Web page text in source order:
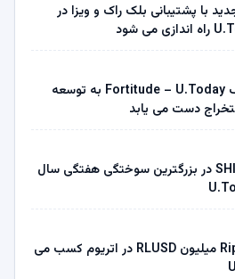
با پشتیبانی بلک راک و ویزا در
Zcash به لطف Fortitude – U.Today به توسعه
دست می یابد
2.96 میلیارد SHIB در بزرگترین سوختگی هفتگی سال
Ripple Mints 15 میلیون RLUSD در اتریوم کسب می